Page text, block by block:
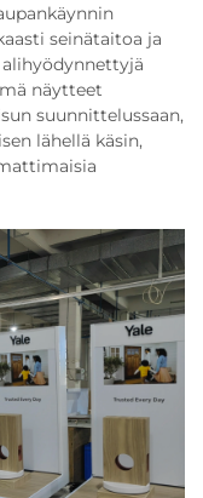
seinätaitoa ja
näytteet
suunnittelussaan,
lähellä käsin,